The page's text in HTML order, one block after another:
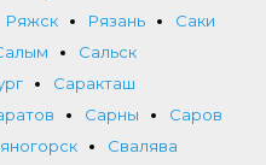
Ряжск Рязань
Саки
Сальск
Саракташ
Сарны
Саров
Свалява